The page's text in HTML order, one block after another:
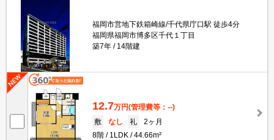
福岡市営地下鉄箱崎線/千代県庁口駅 徒歩4分
福岡県福岡市博多区千代１丁目
築7年
14階建
12.7万円(管理費等：--)
敷
なし 礼
2ヶ月
8階
1LDK 44.66m²